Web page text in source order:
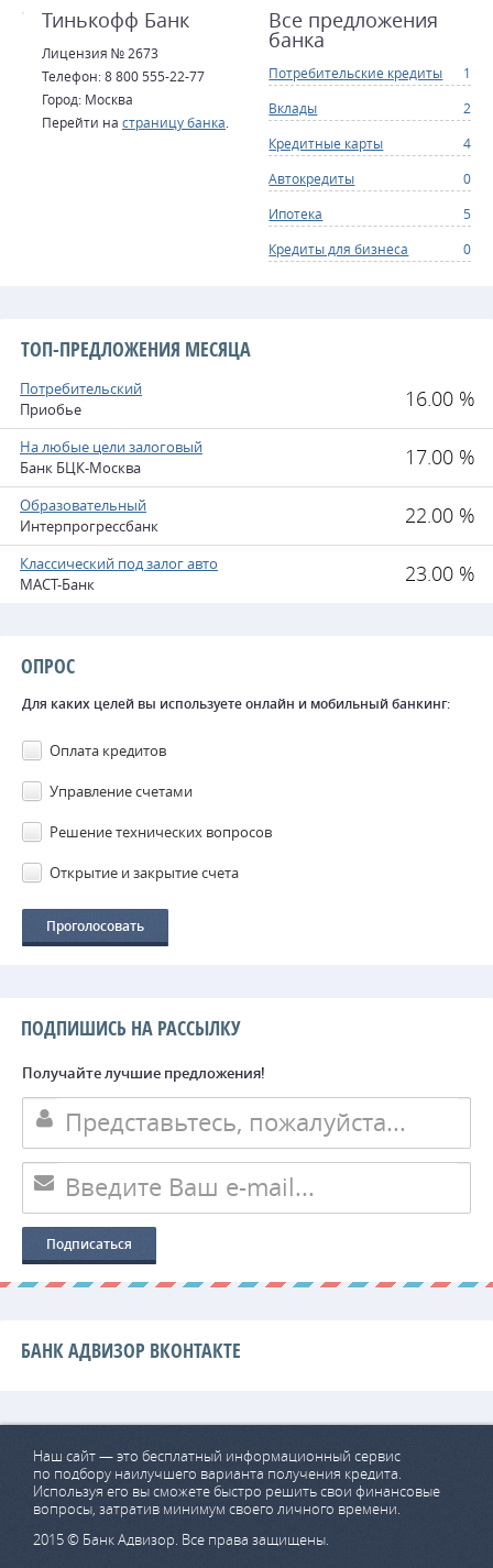
Тинькофф Банк
Лицензия № 2673
Телефон: 8 800 555-22-77
Город: Москва
Перейти на страницу банка
Все предложения
банка
Потребительские кредиты
1
Вклады
2
Кредитные карты
4
Автокредиты
0
Ипотека
5
Кредиты для бизнеса
0
ТОП-ПРЕДЛОЖЕНИЯ МЕСЯЦА
Потребительский
Приобье
16.00 %
На любые цели залоговый
Банк БЦК-Москва
17.00 %
Образовательный
Интерпрогрессбанк
22.00 %
Классический под залог авто
МАСТ-Банк
23.00 %
ОПРОС
Для каких целей вы используете онлайн и мобильный банкинг:
Оплата кредитов
Управление счетами
Решение технических вопросов
Открытие и закрытие счета
ПОДПИШИСЬ НА РАССЫЛКУ
Получайте лучшие предложения!
БАНК АДВИЗОР ВКОНТАКТЕ
Наш сайт — это бесплатный информационный сервис
по подбору наилучшего варианта получения кредита.
Используя его вы сможете быстро решить свои финансовые
вопросы, затратив минимум своего личного времени.
2015 © Банк Адвизор. Все права защищены.